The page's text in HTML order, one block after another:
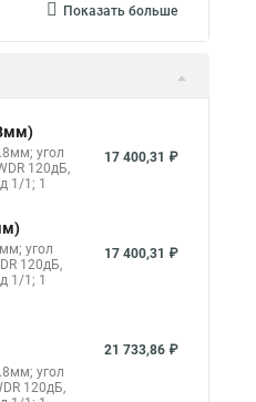
Показать больше
угол
120дБ,
1/1; 1
17 400,31 ₽
угол
120дБ,
1/1; 1
17 400,31 ₽
угол
120дБ,
21 733,86 ₽